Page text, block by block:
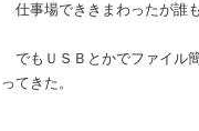
仕事場でききまわったが誰
でもＵＳＢとかでファイル
ってきた。